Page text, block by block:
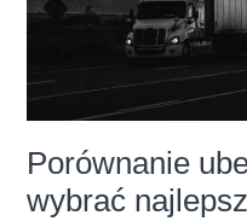
Porównanie
wybrać